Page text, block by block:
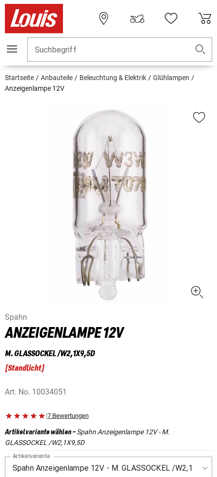
Suchbegriff
Startseite Anbauteile Beleuchtung & Elektrik
Glühlampen
Anzeigenlampe 12V
Spahn
ANZEIGENLAMPE 12V
M. GLASSOCKEL /W2,1X9,5D
[Standlicht]
Art. No. 10034051
|7 Bewertungen
Artikelvariante wählen-Spahn Anzeigenlampe 12V - M.
GLASSOCKEL /W2,1X9,5D
Artikelvariante